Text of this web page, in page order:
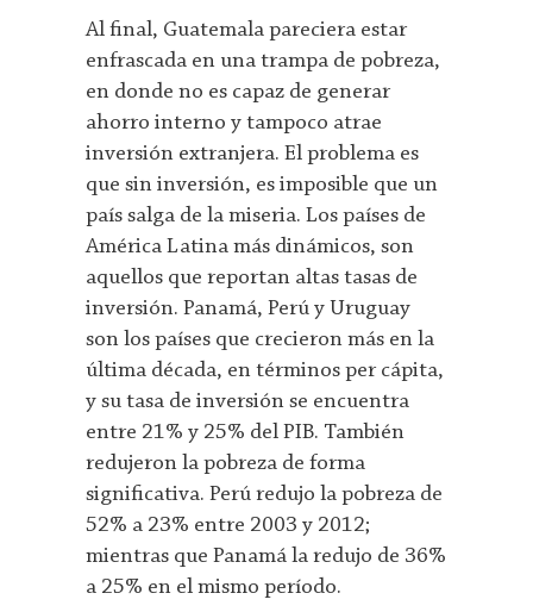
Al final, Guatemala pareciera estar
enfrascada en una trampa de pobreza,
en donde no es capaz de generar
ahorro interno y tampoco atrae
inversión extranjera. El problema es
que sin inversión, es imposible que un
país salga de la miseria. Los países de
América Latina más dinámicos, son
aquellos que reportan altas tasas de
inversión. Panamá, Perú y Uruguay
son los países que crecieron más en la
última década, en términos per cápita,
y su tasa de inversión se encuentra
entre 21% y 25% del PIB. También
redujeron la pobreza de forma
significativa. Perú redujo la pobreza de
52% a 23% entre 2003 y 2012;
mientras que Panamá la redujo de 36%
a 25% en el mismo período.